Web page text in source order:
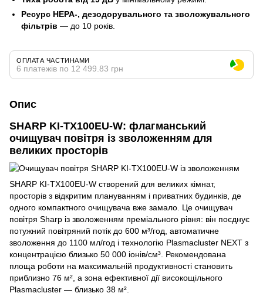
Ресурс HEPA-, дезодорувального та зволожувального
фільтрів — до 10 років.
ОПЛАТА ЧАСТИНАМИ
6 платежів по 12 499.83 грн
Опис
SHARP KI-TX100EU-W: флагманський
очищувач повітря із зволоженням для
великих просторів
SHARP KI-TX100EU-W створений для великих кімнат,
просторів з відкритим плануванням і приватних будинків, де
одного компактного очищувача вже замало. Це очищувач
повітря Sharp із зволоженням преміального рівня: він поєднує
потужний повітряний потік до 600 м³/год, автоматичне
зволоження до 1100 мл/год і технологію Plasmacluster NEXT з
концентрацією близько 50 000 іонів/см³. Рекомендована
площа роботи на максимальній продуктивності становить
приблизно 76 м², а зона ефективної дії високощільного
Plasmacluster — близько 38 м².